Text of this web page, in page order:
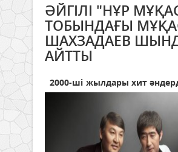
ӘЙГІЛІ "НҰР
ТОБЫНДАҒЫ
ШАХЗАДАЕВ
АЙТТЫ
2000-ші жылдары хит